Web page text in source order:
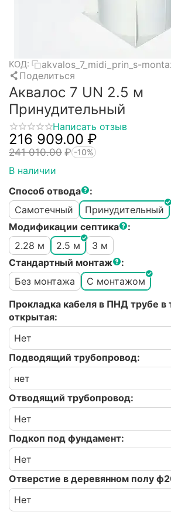
КОД:
akvalos_7_midi_prin_s-
Поделиться
Аквалос 7 UN 2.5 м
Принудительный
Написать отзыв
216 909.00 ₽
241 010.00 ₽ -10%
В наличии
Способ отвода
:
Самотечный
Принудительный
Модификации септика
:
2.28 м
2.5 м
3 м
Стандартный монтаж
:
Без монтажа
С монтажом
Прокладка кабеля в ПНД трубе в
открытая:
Подводящий трубопровод:
Отводящий трубопровод:
Подкоп под фундамент:
Отверстие в деревянном полу